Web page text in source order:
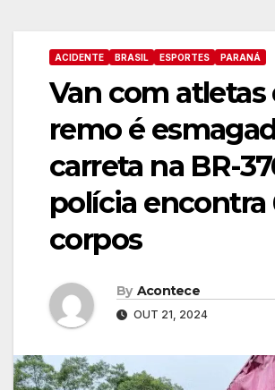
ACIDENTE BRASIL ESPORTES PARANÁ
Van com atletas
remo é
carreta na BR-
polícia encontra
corpos
By Acontece
OUT 21, 2024